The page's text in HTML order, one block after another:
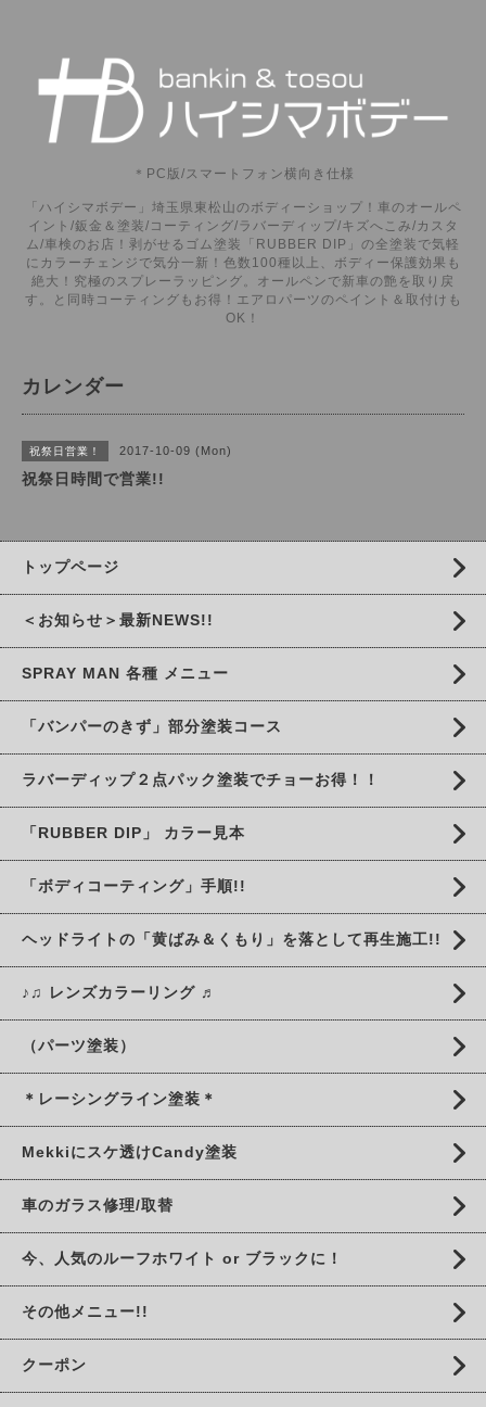
＊PC版/スマートフォン横向き仕様
「ハイシマボデー」埼玉県東松山のボディーショップ！車のオールペ
イント/鈑金＆塗装/コーティング/ラバーディップ/キズへこみ/カスタ
ム/車検のお店！剥がせるゴム塗装「RUBBER DIP」の全塗装で気軽
にカラーチェンジで気分一新！色数100種以上、ボディー保護効果も
絶大！究極のスプレーラッピング。オールペンで新車の艶を取り戻
す。と同時コーティングもお得！エアロパーツのペイント＆取付けも
OK！
カレンダー
祝祭日営業！ 2017-10-09 (Mon)
祝祭日時間で営業!!
トップページ
＜お知らせ＞最新NEWS!!
SPRAY MAN 各種 メニュー
「バンパーのきず」部分塗装コース
ラバーディップ２点パック塗装でチョーお得！！
「RUBBER DIP」 カラー見本
「ボディコーティング」手順!!
ヘッドライトの「黄ばみ＆くもり」を落として再生施工!!
♪♫ レンズカラーリング ♬
（パーツ塗装）
＊レーシングライン塗装＊
Mekkiにスケ透けCandy塗装
車のガラス修理/取替
今、人気のルーフホワイト or ブラックに！
その他メニュー!!
クーポン